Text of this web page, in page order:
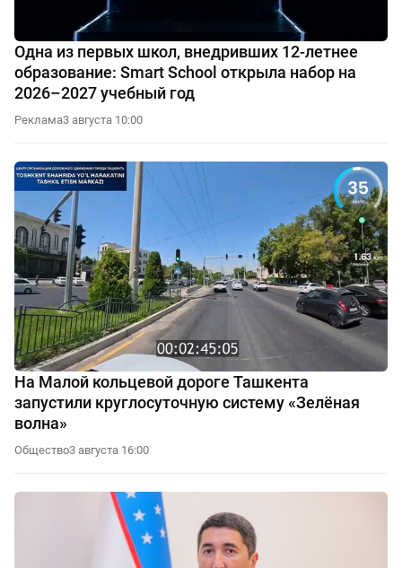
Одна из первых школ, внедривших 12-летнее
образование: Smart School открыла набор на
2026–2027 учебный год
Реклама3 августа 10:00
На Малой кольцевой дороге Ташкента
запустили круглосуточную систему «Зелёная
волна»
Общество3 августа 16:00